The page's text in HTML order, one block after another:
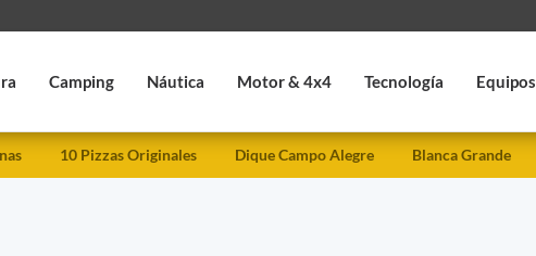
Camping Náutica Motor & 4x4 Tecnología Equipos
10 Pizzas Originales Dique Campo Alegre Blanca Grande